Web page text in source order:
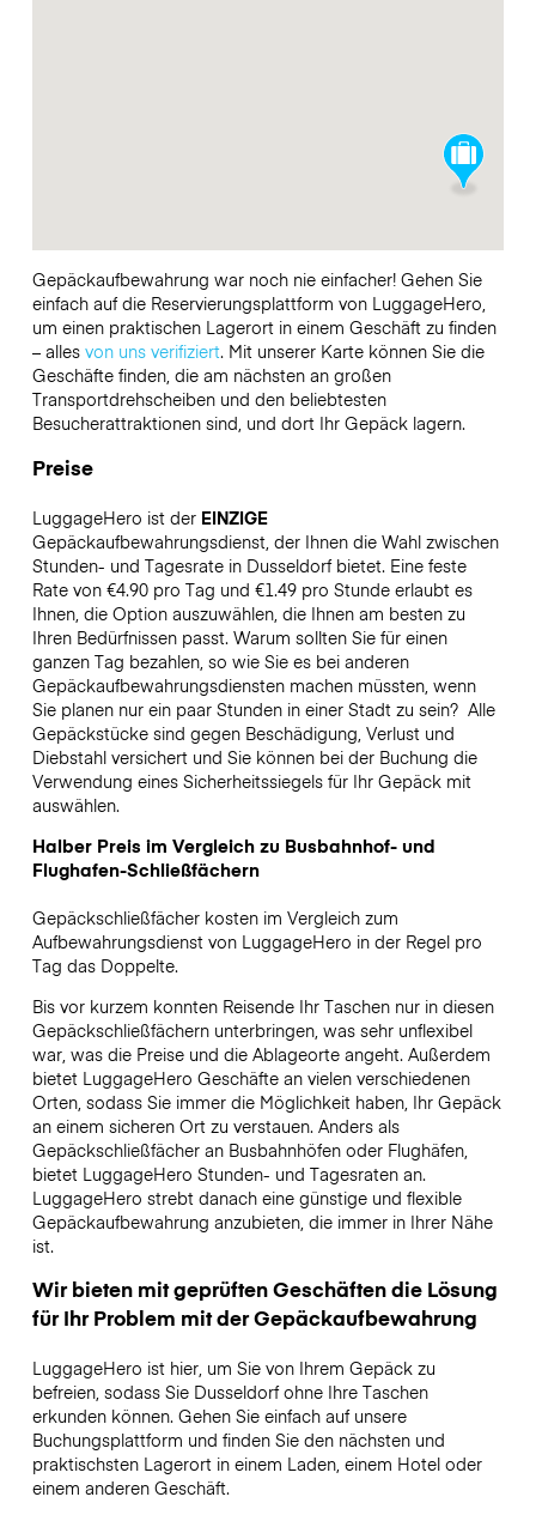
Gepäckaufbewahrung war noch nie einfacher! Gehen Sie
einfach auf die Reservierungsplattform von LuggageHero,
um einen praktischen Lagerort in einem Geschäft zu finden
– alles von uns verifiziert. Mit unserer Karte können Sie die
Geschäfte finden, die am nächsten an großen
Transportdrehscheiben und den beliebtesten
Besucherattraktionen sind, und dort Ihr Gepäck lagern.
Preise
LuggageHero ist der EINZIGE
Gepäckaufbewahrungsdienst, der Ihnen die Wahl zwischen
Stunden- und Tagesrate in Dusseldorf bietet. Eine feste
Rate von €4.90 pro Tag und €1.49 pro Stunde erlaubt es
Ihnen, die Option auszuwählen, die Ihnen am besten zu
Ihren Bedürfnissen passt. Warum sollten Sie für einen
ganzen Tag bezahlen, so wie Sie es bei anderen
Gepäckaufbewahrungsdiensten machen müssten, wenn
Sie planen nur ein paar Stunden in einer Stadt zu sein? Alle
Gepäckstücke sind gegen Beschädigung, Verlust und
Diebstahl versichert und Sie können bei der Buchung die
Verwendung eines Sicherheitssiegels für Ihr Gepäck mit
auswählen.
Halber Preis im Vergleich zu Busbahnhof- und
Flughafen-Schließfächern
Gepäckschließfächer kosten im Vergleich zum
Aufbewahrungsdienst von LuggageHero in der Regel pro
Tag das Doppelte.
Bis vor kurzem konnten Reisende Ihr Taschen nur in diesen
Gepäckschließfächern unterbringen, was sehr unflexibel
war, was die Preise und die Ablageorte angeht. Außerdem
bietet LuggageHero Geschäfte an vielen verschiedenen
Orten, sodass Sie immer die Möglichkeit haben, Ihr Gepäck
an einem sicheren Ort zu verstauen. Anders als
Gepäckschließfächer an Busbahnhöfen oder Flughäfen,
bietet LuggageHero Stunden- und Tagesraten an.
LuggageHero strebt danach eine günstige und flexible
Gepäckaufbewahrung anzubieten, die immer in Ihrer Nähe
ist.
Wir bieten mit geprüften Geschäften die Lösung
für Ihr Problem mit der Gepäckaufbewahrung
LuggageHero ist hier, um Sie von Ihrem Gepäck zu
befreien, sodass Sie Dusseldorf ohne Ihre Taschen
erkunden können. Gehen Sie einfach auf unsere
Buchungsplattform und finden Sie den nächsten und
praktischsten Lagerort in einem Laden, einem Hotel oder
einem anderen Geschäft.